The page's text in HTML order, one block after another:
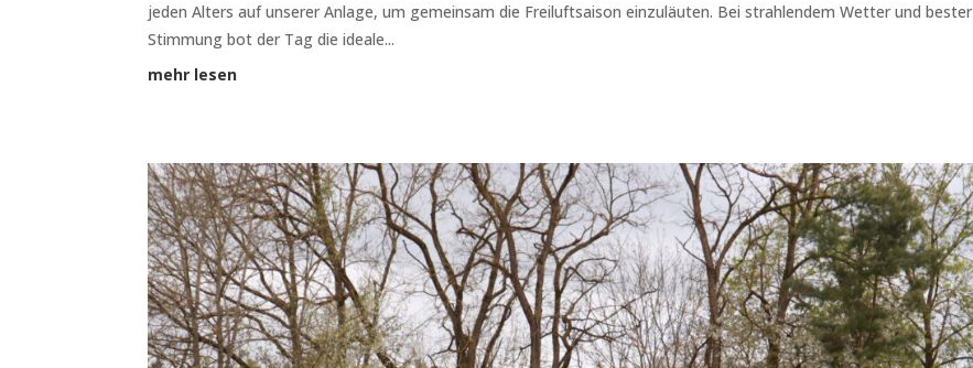
jeden Alters auf unserer Anlage, um gemeinsam die Freiluftsaison einzuläuten. Bei strahlendem Wetter und bester
Stimmung bot der Tag die ideale...
mehr lesen